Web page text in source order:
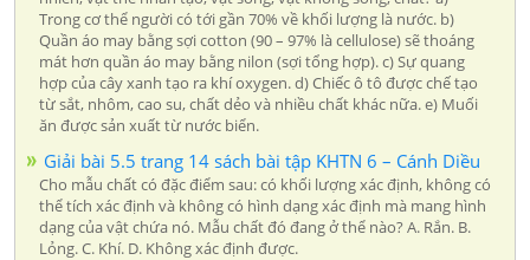
Trong cơ thể người có tới gần 70% về khối lượng là nước. b)
Quần áo may bằng sợi cotton (90 – 97% là cellulose) sẽ thoáng
mát hơn quần áo may bằng nilon (sợi tổng hợp). c) Sự quang
hợp của cây xanh tạo ra khí oxygen. d) Chiếc ô tô được chế tạo
từ sắt, nhôm, cao su, chất dẻo và nhiều chất khác nữa. e) Muối
ăn được sản xuất từ nước biển.
Giải bài 5.5 trang 14 sách bài tập KHTN 6 – Cánh Diều
Cho mẫu chất có đặc điểm sau: có khối lượng xác định, không có
thể tích xác định và không có hình dạng xác định mà mang hình
dạng của vật chứa nó. Mẫu chất đó đang ở thể nào? A. Rắn. B.
Lỏng. C. Khí. D. Không xác định được.